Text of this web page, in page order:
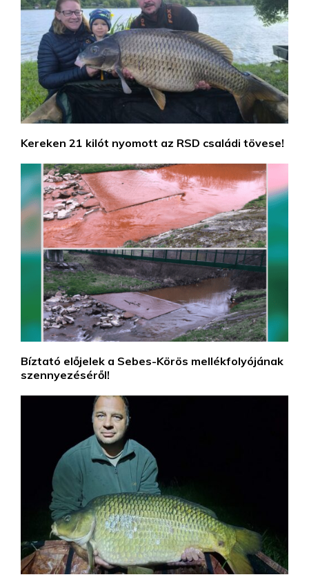
Kereken 21 kilót nyomott az RSD családi tövese!
Bíztató előjelek a Sebes-Körös mellékfolyójának
szennyezéséről!